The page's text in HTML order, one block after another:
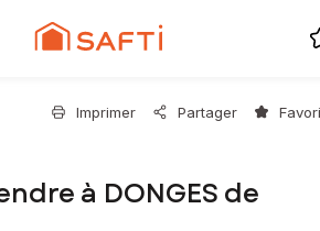
Imprimer Partager
à DONGES de